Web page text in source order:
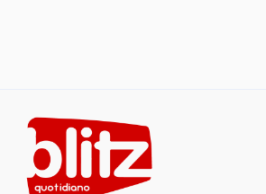
content